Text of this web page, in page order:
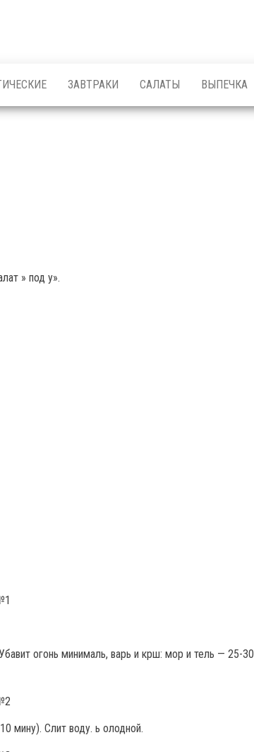
ЗАВТРАКИ САЛАТЫ ВЫПЕЧКА
» под у».
огонь минималь, варь и крш: мор и тель — 25-30
мину). Слит воду. ь олодной.